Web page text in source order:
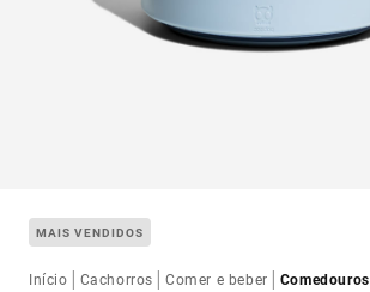
MAIS VENDIDOS
Início | Cachorros |Comer e beber | Comedouros